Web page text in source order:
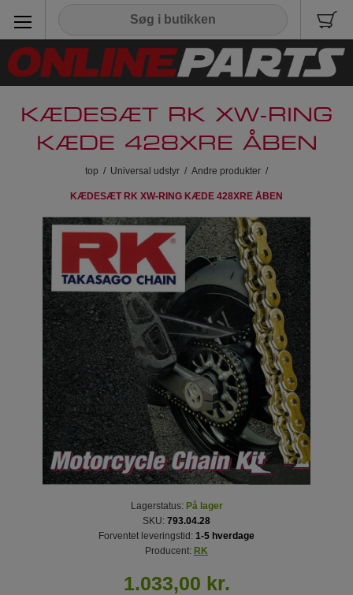
KÆDESÆT RK XW-RING
KÆDE 428XRE ÅBEN
top / Universal udstyr / Andre produkter /
KÆDESÆT RK XW-RING KÆDE 428XRE ÅBEN
Lagerstatus: På lager
SKU: 793.04.28
Forventet leveringstid: 1-5 hverdage
Producent: RK
1.033,00 kr.